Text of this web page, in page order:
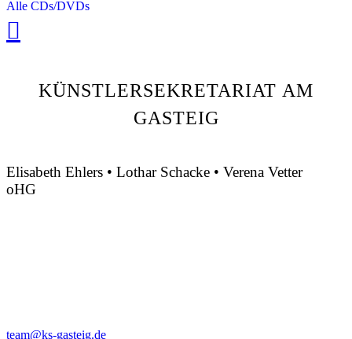
Alle CDs/DVDs
KÜNSTLERSEKRETARIAT AM
GASTEIG
Elisabeth Ehlers • Lothar Schacke • Verena Vetter
oHG
team@ks-gasteig.de